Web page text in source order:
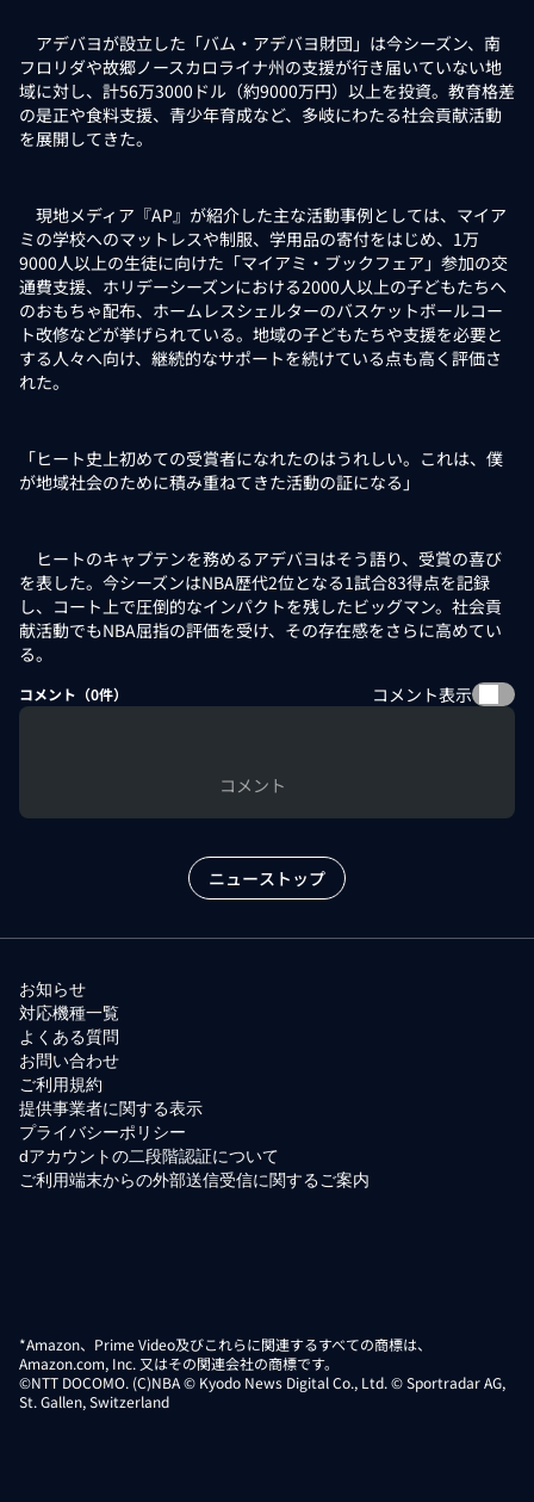
アデバヨが設立した「バム・アデバヨ財団」は今シーズン、南
フロリダや故郷ノースカロライナ州の支援が行き届いていない地
域に対し、計56万3000ドル（約9000万円）以上を投資。教育格差
の是正や食料支援、青少年育成など、多岐にわたる社会貢献活動
を展開してきた。
現地メディア『AP』が紹介した主な活動事例としては、マイア
ミの学校へのマットレスや制服、学用品の寄付をはじめ、1万
9000人以上の生徒に向けた「マイアミ・ブックフェア」参加の交
通費支援、ホリデーシーズンにおける2000人以上の子どもたちへ
のおもちゃ配布、ホームレスシェルターのバスケットボールコー
ト改修などが挙げられている。地域の子どもたちや支援を必要と
する人々へ向け、継続的なサポートを続けている点も高く評価さ
れた。
「ヒート史上初めての受賞者になれたのはうれしい。これは、僕
が地域社会のために積み重ねてきた活動の証になる」
ヒートのキャプテンを務めるアデバヨはそう語り、受賞の喜び
を表した。今シーズンはNBA歴代2位となる1試合83得点を記録
し、コート上で圧倒的なインパクトを残したビッグマン。社会貢
献活動でもNBA屈指の評価を受け、その存在感をさらに高めてい
る。
コメント（0件） コメント表示
コメント
ニューストップ
お知らせ
対応機種一覧
よくある質問
お問い合わせ
ご利用規約
提供事業者に関する表示
プライバシーポリシー
dアカウントの二段階認証について
ご利用端末からの外部送信受信に関するご案内
*Amazon、Prime Video及びこれらに関連するすべての商標は、
Amazon.com, Inc. 又はその関連会社の商標です。
©NTT DOCOMO. (C)NBA © Kyodo News Digital Co., Ltd. © Sportradar AG,
St. Gallen, Switzerland